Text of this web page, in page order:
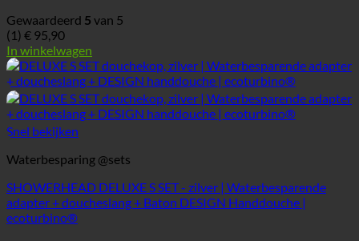
Gewaardeerd 5 van 5
(1) € 95,90
In winkelwagen
Snel bekijken
Waterbesparing @sets
SHOWERHEAD DELUXE S SET - zilver | Waterbesparende
adapter + doucheslang + Baton DESIGN Handdouche |
ecoturbino®